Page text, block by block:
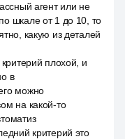
агент или не
шкале от 1 до 10, то
какую из деталей
плохой, и
в
можно
на какой-то
критерий это